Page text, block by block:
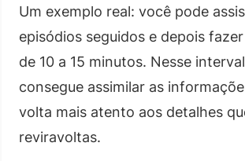
Um exemplo real: você pode
episódios seguidos e depois
de 10 a 15 minutos. Nesse
consegue assimilar as
volta mais atento aos detalhes
reviravoltas.